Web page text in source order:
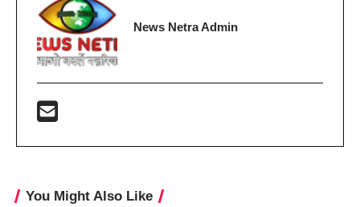
News Netra Admin
You Might Also Like